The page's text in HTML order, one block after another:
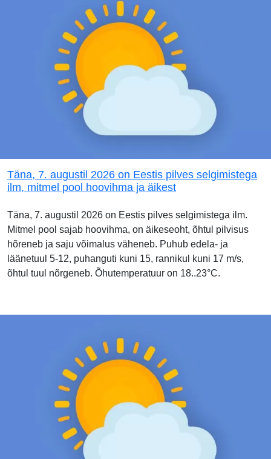
Täna, 7. augustil 2026 on Eestis pilves selgimistega
ilm, mitmel pool hoovihma ja äikest
Täna, 7. augustil 2026 on Eestis pilves selgimistega ilm.
Mitmel pool sajab hoovihma, on äikeseoht, õhtul pilvisus
hõreneb ja saju võimalus väheneb. Puhub edela- ja
läänetuul 5-12, puhanguti kuni 15, rannikul kuni 17 m/s,
õhtul tuul nõrgeneb. Õhutemperatuur on 18..23°C.